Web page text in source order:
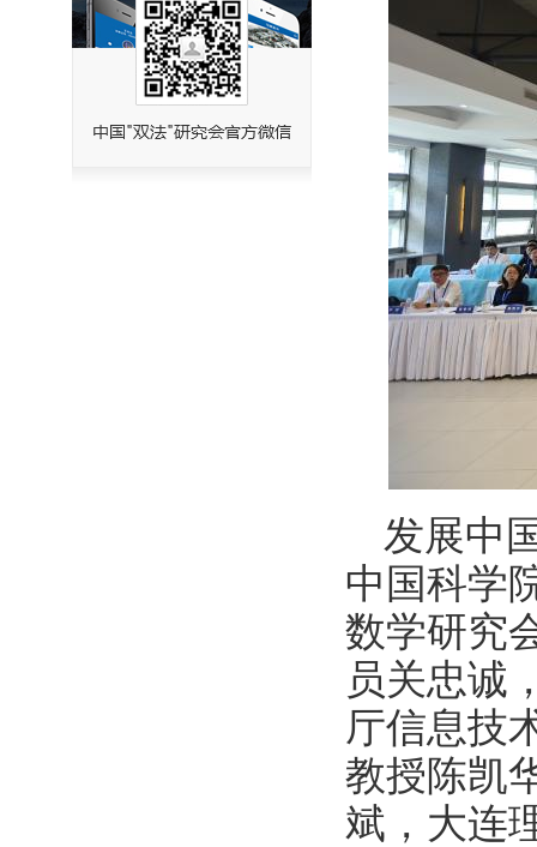
发展中
中国科学
数学研究
员关忠诚
厅信息技
教授陈凯
斌，大连